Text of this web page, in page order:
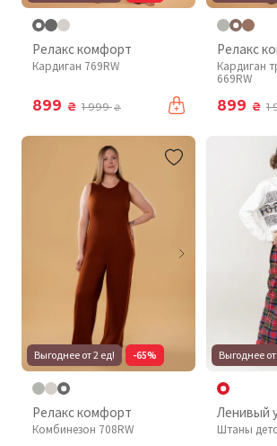
Релакс комфорт
Кардиган 769RW
899 ₴ 1 999₴
Релакс
Кардиган
669RW
899 ₴ 1
Выгоднее от 2 ед! -65%
Релакс комфорт
Комбинезон 708RW
Выгоднее
Ленивый
Штаны